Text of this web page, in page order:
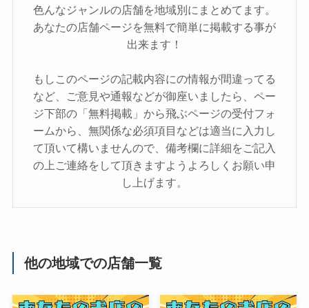
色んなジャンルの店舗を地域別にまとめてます。
あなたの店舗ページを無料で簡単に掲載する事が
出来ます！
もしこのページの記載内容にの情報が間違ってる
など、ご意見や通報などが御座いましたら、ペー
ジ下部の「無料掲載」から飛ぶページの受付フォ
ームから、無関係な必須項目などは適当に入力し
て頂いて構いませんので、備考欄に詳細をご記入
の上ご連絡をして頂きますようよろしくお願い申
し上げます。
他の地域での店舗一覧